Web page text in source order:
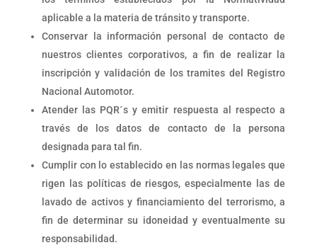
aplicable a la materia de tránsito y transporte.
Conservar la información personal de contacto de
nuestros clientes corporativos, a fin de realizar la
inscripción y validación de los tramites del Registro
Nacional Automotor.
Atender las PQR´s y emitir respuesta al respecto a
través de los datos de contacto de la persona
designada para tal fin.
Cumplir con lo establecido en las normas legales que
rigen las políticas de riesgos, especialmente las de
lavado de activos y financiamiento del terrorismo, a
fin de determinar su idoneidad y eventualmente su
responsabilidad.